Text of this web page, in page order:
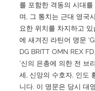
를 포함한 격동의 시대를
며, 그 통치는 근대 영국
요한 위치를 차지하고 있
에 새겨진 라틴어 명문
DG BRITT OMN REX
'신의 은총에 의한 전 브
세, 신앙의 수호자, 인도
니다. 이 명문은 당시 대